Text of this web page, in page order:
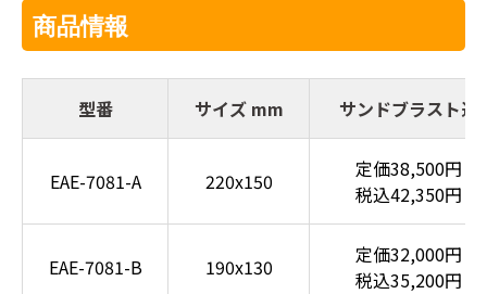
商品情報
型番 サイズ mm サンドブラスト込
EAE-7081-A 220x150
定価38,500円
税込42,350円
EAE-7081-B 190x130
定価32,000円
税込35,200円